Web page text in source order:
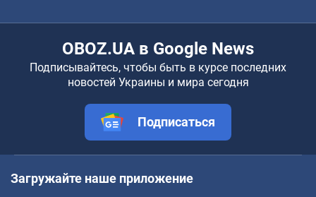
OBOZ.UA в Google News
Подписывайтесь, чтобы быть в курсе последних
новостей Украины и мира сегодня
Подписаться
Загружайте наше приложение